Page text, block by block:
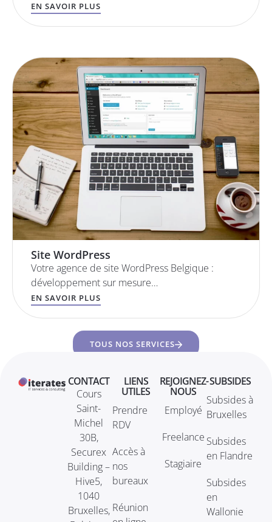
EN SAVOIR PLUS
Site WordPress
Votre agence de site WordPress Belgique :
développement sur mesure…
EN SAVOIR PLUS
TOUS NOS SERVICES
CONTACT
Cours
Saint-
Michel
30B,
Securex
Building –
Hive5,
1040
Bruxelles,
LIENS
UTILES
Prendre
RDV
Accès à
nos
bureaux
Réunion
REJOIGNEZ-
NOUS
Employé
Freelance
Stagiaire
SUBSIDES
Subsides à
Bruxelles
Subsides
en Flandre
Subsides
en
Wallonie